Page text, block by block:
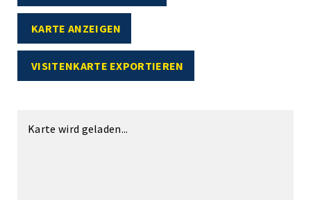
KARTE ANZEIGEN
VISITENKARTE EXPORTIEREN
Karte wird geladen...